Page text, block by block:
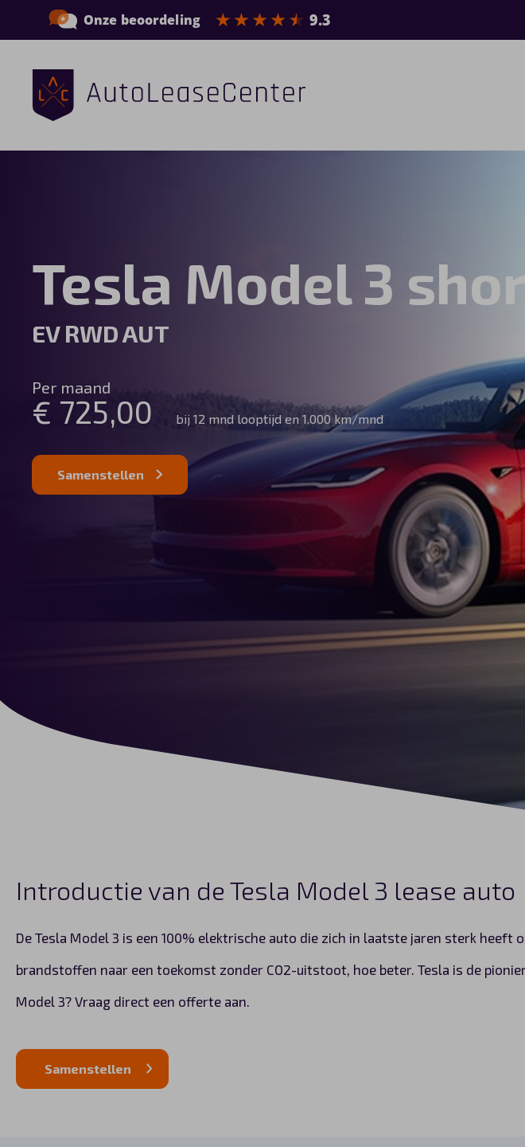
Tesla Model 3
EV RWD AUT
Per maand
€ 725,00 bij 12 mnd looptijd en 1.000 km/mnd
Samenstellen
Introductie van de Tesla Model 3 lease auto
De Tesla Model 3 is een 100% elektrische auto die zich in laatste jaren sterk
brandstoffen naar een toekomst zonder CO2-uitstoot, hoe beter. Tesla is de
Model 3? Vraag direct een offerte aan.
Samenstellen
Private lease
Shortlease
Vragen?
Over ons